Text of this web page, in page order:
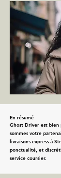
En résumé
Ghost Driver est bien
sommes votre
livraisons express à
ponctualité, et
service coursier.